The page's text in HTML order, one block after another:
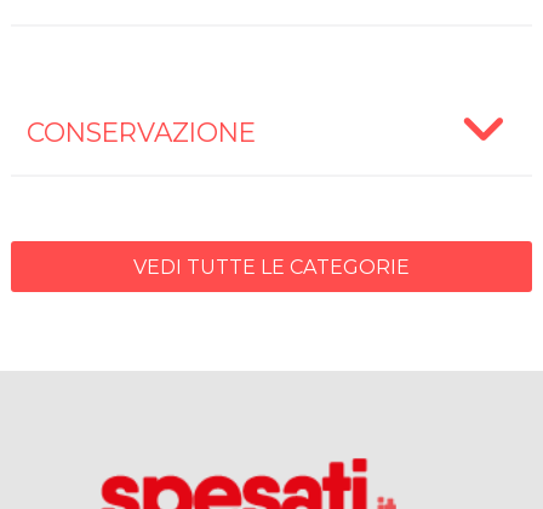
CONSERVAZIONE
VEDI TUTTE LE CATEGORIE